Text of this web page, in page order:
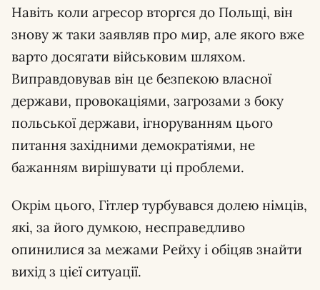
Навіть коли агресор вторгся до Польщі, він
знову ж таки заявляв про мир, але якого вже
варто досягати військовим шляхом.
Виправдовував він це безпекою власної
держави, провокаціями, загрозами з боку
польської держави, ігноруванням цього
питання західними демократіями, не
бажанням вирішувати ці проблеми.
Окрім цього, Гітлер турбувався долею німців,
які, за його думкою, несправедливо
опинилися за межами Рейху і обіцяв знайти
вихід з цієї ситуації.